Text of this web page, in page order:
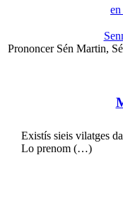
Prononcer Sén Martin,
Existís sieis vilatges
Lo prenom (…)